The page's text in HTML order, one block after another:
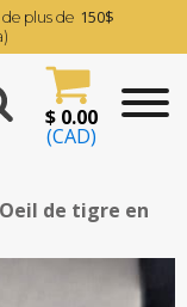
plus de 150$
$0.00
(CAD)
de tigre en